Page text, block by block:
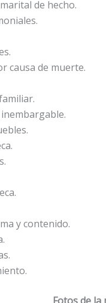
de hecho.
causa de muerte.
y contenido.
Fotos de la